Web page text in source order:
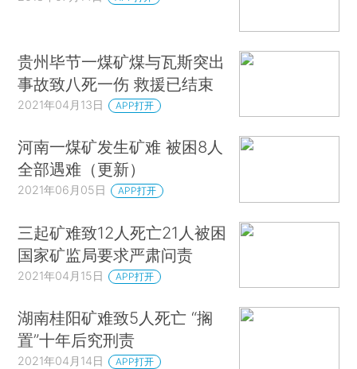
贵州毕节一煤矿煤与瓦斯突出
事故致八死一伤 救援已结束
2021年04月13日 APP打开
河南一煤矿发生矿难 被困8人
全部遇难（更新）
2021年06月05日 APP打开
三起矿难致12人死亡21人被困
国家矿监局要求严肃问责
2021年04月15日 APP打开
湖南桂阳矿难致5人死亡 “搁
置”十年后究刑责
2021年04月14日 APP打开